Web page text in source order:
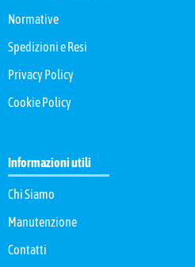
Normative
Spedizioni e Resi
Privacy Policy
Cookie Policy
Informazioni utili
Chi Siamo
Manutenzione
Contatti